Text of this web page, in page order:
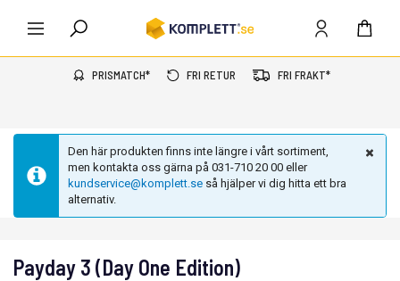
PRISMATCH* FRI RETUR FRI FRAKT*
Den här produkten finns inte längre i vårt sortiment,
men kontakta oss gärna på 031-710 20 00 eller
kundservice@komplett.se så hjälper vi dig hitta ett bra
alternativ.
Payday 3 (Day One Edition)